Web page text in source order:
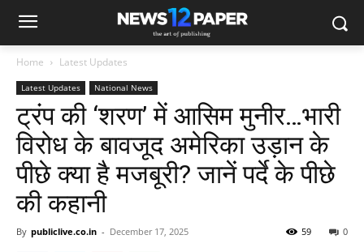
Home Latest Updates
Latest Updates National News
ट्रंप की ‘शरण’ में आसिम मुनीर…भारी
विरोध के बावजूद अमेरिका उड़ान के
पीछे क्या है मजबूरी? जानें पर्दे के पीछे
की कहानी
By publiclive.co.in - December 17, 2025 0
59